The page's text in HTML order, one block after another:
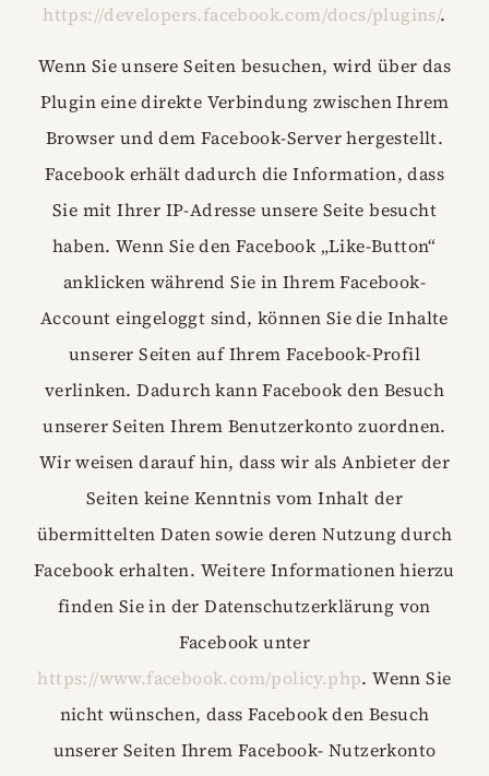
https://developers.facebook.com/docs/plugins/.
Wenn Sie unsere Seiten besuchen, wird über das
Plugin eine direkte Verbindung zwischen Ihrem
Browser und dem Facebook-Server hergestellt.
Facebook erhält dadurch die Information, dass
Sie mit Ihrer IP-Adresse unsere Seite besucht
haben. Wenn Sie den Facebook „Like-Button“
anklicken während Sie in Ihrem Facebook-
Account eingeloggt sind, können Sie die Inhalte
unserer Seiten auf Ihrem Facebook-Profil
verlinken. Dadurch kann Facebook den Besuch
unserer Seiten Ihrem Benutzerkonto zuordnen.
Wir weisen darauf hin, dass wir als Anbieter der
Seiten keine Kenntnis vom Inhalt der
übermittelten Daten sowie deren Nutzung durch
Facebook erhalten. Weitere Informationen hierzu
finden Sie in der Datenschutzerklärung von
Facebook unter
https://www.facebook.com/policy.php. Wenn Sie
nicht wünschen, dass Facebook den Besuch
unserer Seiten Ihrem Facebook- Nutzerkonto